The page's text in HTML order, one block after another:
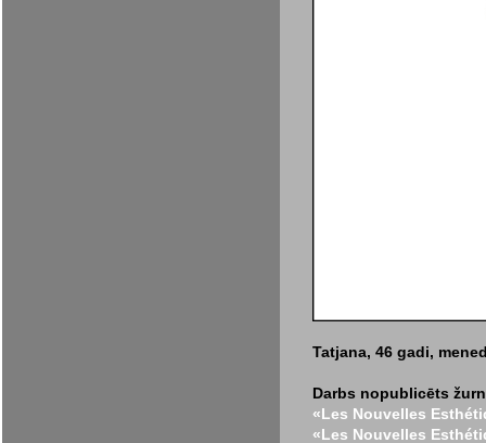
Tatjana, 46 gadi,
Darbs nopublicēts
«Les Nouvelles
«Les Nouvelles